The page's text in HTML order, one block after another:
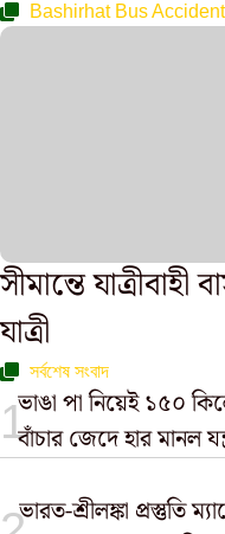
Bashirhat Bus Accident
সীমান্তে
যাত্রী
সর্বশেষ সংবাদ
ভাঙা পা নিয়েই ১৫০
বাঁচার জেদে হার মানল
ভারত-শ্রীলঙ্কা প্রস্তুতি